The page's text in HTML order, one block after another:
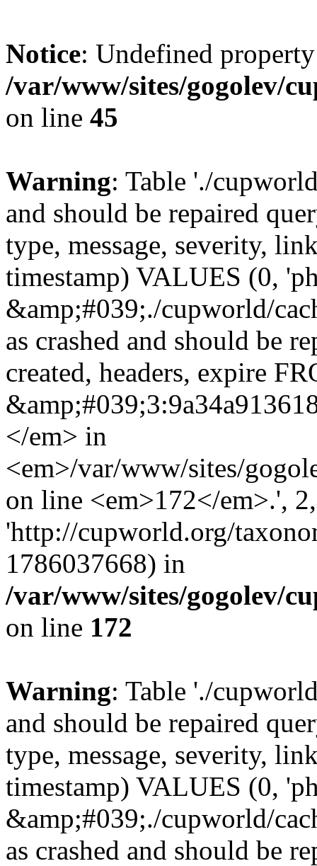
Notice: Undefined
/var/www/sites/gogolev/
on line 45
Warning: Table './
and should be repaired
type, message, severity,
timestamp) VALUES (0,
&amp;#039;./cupworld/
as crashed and should be
created, headers, expire
</em> in
<em>/var/www/sites/
on line <em>172</em>.',
'http://cupworld.org/
1786037668) in
/var/www/sites/gogolev/
on line 172
Warning: Table './
and should be repaired
type, message, severity,
timestamp) VALUES (0,
&amp;#039;./cupworld/
as crashed and should be